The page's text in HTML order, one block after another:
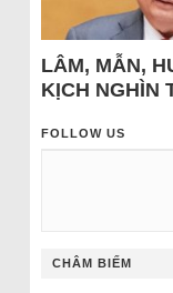
LÂM, MẪN,
KỊCH NGHÌN
FOLLOW US
CHÂM BIẾM